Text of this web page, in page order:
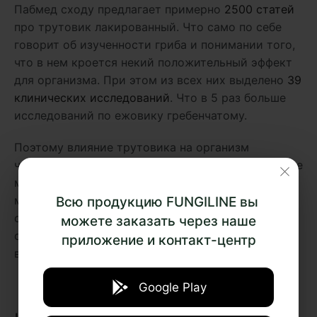
Всю продукцию FUNGILINE вы
можете заказать через наше
приложение и контакт-центр
Google Play
Пабмед сходу предлагает примерно 2500 статей
про трутовик лакированный. Что само по себе
говорит об изученности гриба и понимании того,
что в нем кроется некий положительный эффект
для организма. При этом из всех них выделено 39
клинических исследований. Что в 5 раз больше
исследований по ежовику гребенчатому.
Поэтому влияние трутовика на организм
человека изучено вдоль и поперек, а его действие
можно смело называть если не полезным, то как
минимум безопасным. В целом, гриб модулирует
общие процессы метаболизма, помогая
организму эффективнее справляться с
возложенными на него заданиями.